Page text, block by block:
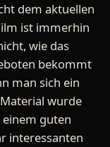
dem aktuellen
ist immerhin
wie das
bekommt
man sich ein
wurde
guten
interessanten